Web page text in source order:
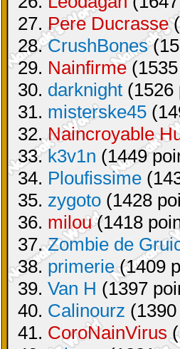
27. Pere Ducrasse
28.CrushBones
29. Nainfirme(1535
30. darknight (1526
31. misterske45
32.Naincroyable
33.k3v1n (1449
34. Ploufissime
35. zygoto (1428
36. milou(1418
37.Zombie de
38.primerie(1409
39. Van H (1397
40. Calinourz
41. CoroNainVirus